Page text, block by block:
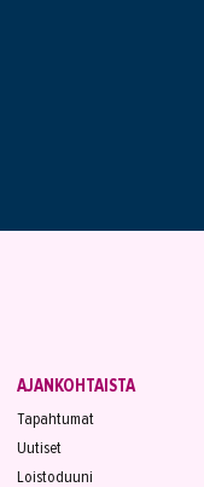
AJANKOHTAISTA
Tapahtumat
Uutiset
Loistoduuni